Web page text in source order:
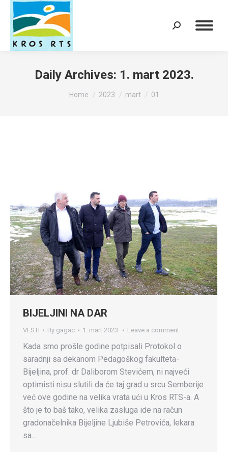
Search:
Daily Archives: 1. mart 2023.
You are here:
Home 2023 mart 01
BIJELJINI NA DAR
VESTI By gagac 1. mart 2023. Leave a comment
Kada smo prošle godine potpisali Protokol o
saradnji sa dekanom Pedagoškog fakulteta-
Bijeljina, prof. dr Daliborom Stevićem, ni najveći
optimisti nisu slutili da će taj grad u srcu Semberije
već ove godine na velika vrata ući u Kros RTS-a. A
što je to baš tako, velika zasluga ide na račun
gradonačelnika Bijeljine Ljubiše Petrovića, lekara
sa…